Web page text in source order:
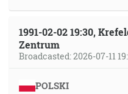
1991-02-02 19:30,
Zentrum
Broadcasted: 2026-07-11
POLSKI